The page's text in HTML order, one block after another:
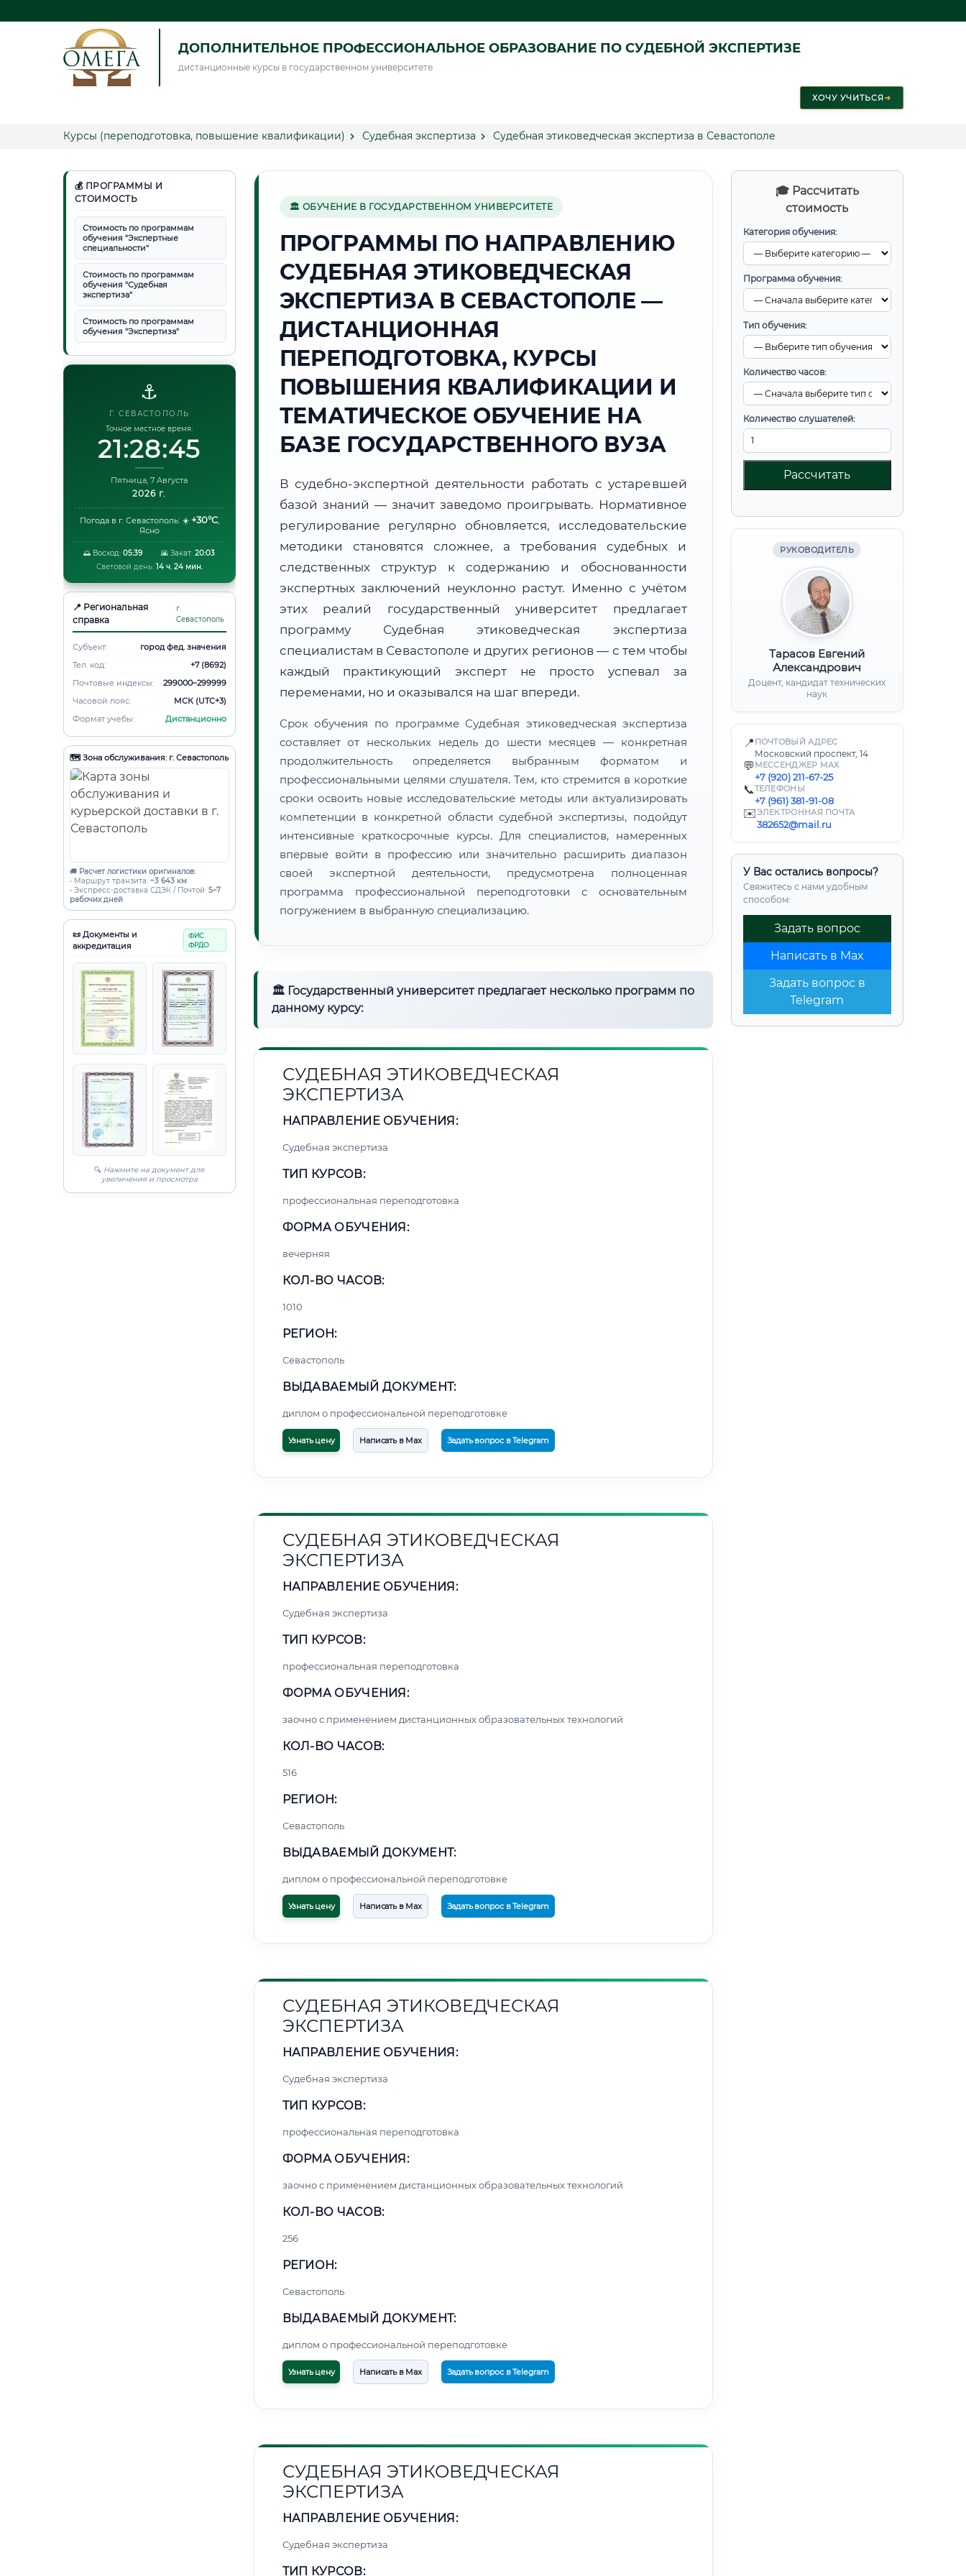
ДОПОЛНИТЕЛЬНОЕ ПРОФЕССИОНАЛЬНОЕ ОБРАЗОВАНИЕ ПО СУДЕБНОЙ ЭКСПЕРТИЗЕ
дистанционные курсы в государственном университете
ХОЧУ УЧИТЬСЯ➜
Курсы (переподготовка, повышение квалификации) Судебная экспертиза Судебная этиковедческая экспертиза в Севастополе
💰 ПРОГРАММЫ И
СТОИМОСТЬ
Стоимость по программам
обучения "Экспертные
специальности"
Стоимость по программам
обучения "Судебная
экспертиза"
Стоимость по программам
обучения "Экспертиза"
⚓
Г. СЕВАСТОПОЛЬ
Точное местное время:
21:28:46
Пятница, 7 Августа
2026 г.
Погода в г. Севастополь: ☀️ +30°C,
Ясно
🌅 Восход: 05:39 🌇 Закат:20:03
Световой день: 14 ч. 24 мин.
📍 Региональная
справка
г.
Севастополь
Субъект:
город фед. значения
Тел. код:
+7 (8692)
Почтовые индексы:
299000–299999
Часовой пояс:
МСК (UTC+3)
Формат учебы:
Дистанционно
🗺️ Зона обслуживания: г. Севастополь
🚚 Расчет логистики оригиналов:
• Маршрут транзита: ~3 643 км
• Экспресс-доставка СДЭК / Почтой: 5–7
рабочих дней
📜 Документы и
аккредитация
ФИС
ФРДО
🔍 Нажмите на документ для
увеличения и просмотра
🎓 Рассчитать
стоимость
Категория обучения:
Программа обучения:
Тип обучения:
Количество часов:
Количество слушателей:
Рассчитать
РУКОВОДИТЕЛЬ
Тарасов Евгений
Александрович
Доцент, кандидат технических
наук
📍 ПОЧТОВЫЙ АДРЕС
Московский проспект, 14
💬 МЕССЕНДЖЕР MAX
+7 (920) 211-67-25
📞ТЕЛЕФОНЫ
+7 (961) 381-91-08
✉️ЭЛЕКТРОННАЯ ПОЧТА
382652@mail.ru
У Вас остались вопросы?
Свяжитесь с нами удобным
способом:
Задать вопрос
Написать в Max
Задать вопрос в
Telegram
🏛 ОБУЧЕНИЕ В ГОСУДАРСТВЕННОМ УНИВЕРСИТЕТЕ
ПРОГРАММЫ ПО НАПРАВЛЕНИЮ
СУДЕБНАЯ ЭТИКОВЕДЧЕСКАЯ
ЭКСПЕРТИЗА В СЕВАСТОПОЛЕ —
ДИСТАНЦИОННАЯ
ПЕРЕПОДГОТОВКА, КУРСЫ
ПОВЫШЕНИЯ КВАЛИФИКАЦИИ И
ТЕМАТИЧЕСКОЕ ОБУЧЕНИЕ НА
БАЗЕ ГОСУДАРСТВЕННОГО ВУЗА
В судебно-экспертной деятельности работать с устаревшей
базой знаний — значит заведомо проигрывать. Нормативное
регулирование регулярно обновляется, исследовательские
методики становятся сложнее, а требования судебных и
следственных структур к содержанию и обоснованности
экспертных заключений неуклонно растут. Именно с учётом
этих реалий государственный университет предлагает
программу Судебная этиковедческая экспертиза
специалистам в Севастополе и других регионов — с тем чтобы
каждый практикующий эксперт не просто успевал за
переменами, но и оказывался на шаг впереди.
Срок обучения по программе Судебная этиковедческая экспертиза
составляет от нескольких недель до шести месяцев — конкретная
продолжительность определяется выбранным форматом и
профессиональными целями слушателя. Тем, кто стремится в короткие
сроки освоить новые исследовательские методы или актуализировать
компетенции в конкретной области судебной экспертизы, подойдут
интенсивные краткосрочные курсы. Для специалистов, намеренных
впервые войти в профессию или значительно расширить диапазон
своей экспертной деятельности, предусмотрена полноценная
программа профессиональной переподготовки с основательным
погружением в выбранную специализацию.
🏛 Государственный университет предлагает несколько программ по
данному курсу:
СУДЕБНАЯ ЭТИКОВЕДЧЕСКАЯ
ЭКСПЕРТИЗА
НАПРАВЛЕНИЕ ОБУЧЕНИЯ:
Судебная экспертиза
ТИП КУРСОВ:
профессиональная переподготовка
ФОРМА ОБУЧЕНИЯ:
вечерняя
КОЛ-ВО ЧАСОВ:
1010
РЕГИОН:
Севастополь
ВЫДАВАЕМЫЙ ДОКУМЕНТ:
диплом о профессиональной переподготовке
Узнать цену Написать в Max Задать вопрос в Telegram
СУДЕБНАЯ ЭТИКОВЕДЧЕСКАЯ
ЭКСПЕРТИЗА
НАПРАВЛЕНИЕ ОБУЧЕНИЯ:
Судебная экспертиза
ТИП КУРСОВ:
профессиональная переподготовка
ФОРМА ОБУЧЕНИЯ:
заочно с применением дистанционных образовательных технологий
КОЛ-ВО ЧАСОВ:
516
РЕГИОН:
Севастополь
ВЫДАВАЕМЫЙ ДОКУМЕНТ:
диплом о профессиональной переподготовке
Узнать цену Написать в Max Задать вопрос в Telegram
СУДЕБНАЯ ЭТИКОВЕДЧЕСКАЯ
ЭКСПЕРТИЗА
НАПРАВЛЕНИЕ ОБУЧЕНИЯ:
Судебная экспертиза
ТИП КУРСОВ:
профессиональная переподготовка
ФОРМА ОБУЧЕНИЯ:
заочно с применением дистанционных образовательных технологий
КОЛ-ВО ЧАСОВ:
256
РЕГИОН:
Севастополь
ВЫДАВАЕМЫЙ ДОКУМЕНТ:
диплом о профессиональной переподготовке
Узнать цену Написать в Max Задать вопрос в Telegram
СУДЕБНАЯ ЭТИКОВЕДЧЕСКАЯ
ЭКСПЕРТИЗА
НАПРАВЛЕНИЕ ОБУЧЕНИЯ:
Судебная экспертиза
ТИП КУРСОВ: